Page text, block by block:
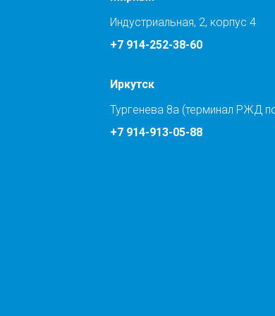
Индустриальная, 2, корпус 4
+7 914-252-38-60
Иркутск
Тургенева 8а (терминал РЖД
+7 914-913-05-88